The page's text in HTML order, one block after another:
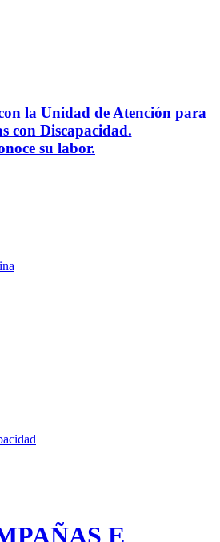
la Unidad de Atención para
con Discapacidad.
su labor.
E